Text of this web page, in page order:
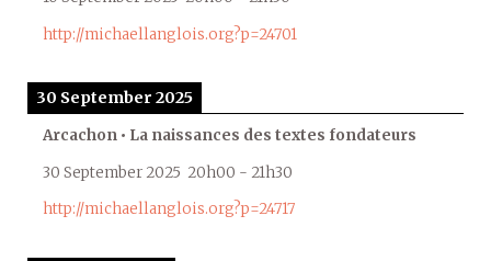
http://michaellanglois.org?p=24701
30 September 2025
Arcachon • La naissances des textes fondateurs
30 September 2025 20h00 - 21h30
http://michaellanglois.org?p=24717